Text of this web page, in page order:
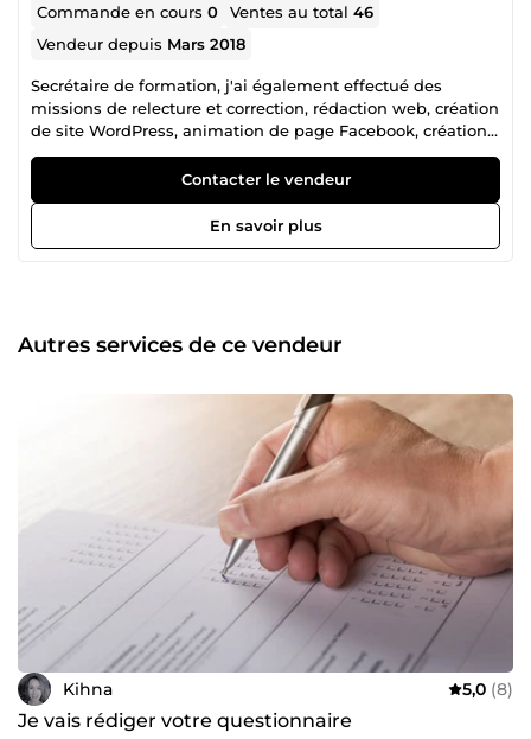
Commande en cours0 Ventes au total46
Vendeur depuis Mars 2018
Secrétaire de formation, j'ai également effectué des
missions de relecture et correction, rédaction web, création
de site WordPress, animation de page Facebook, création
de fiches articles... Nouvelle sur 5euros.com, je me permets
de publier un avis qui m'a été laissé sur un autre site (je
pourrai, si vous le souhaitez, vous transmettre le lien vers
ce commentaire) : &quot;Kihna est une personne très à
l'écoute, avec beaucoup d'inspiration et de tact. Réalise un
Contacter le vendeur
En savoir plus
Autres services de ce vendeur
Kihna 5,0 (8)
Je vais rédiger votre questionnaire